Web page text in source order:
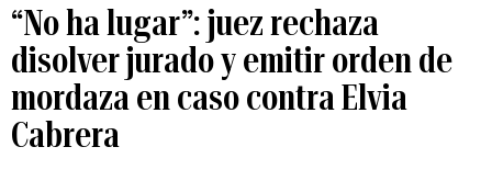
“No ha lugar”: juez rechaza
disolver jurado y emitir orden de
mordaza en caso contra Elvia
Cabrera